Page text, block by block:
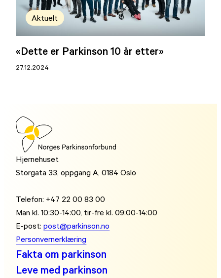
Aktuelt
«Dette er Parkinson 10 år etter»
27.12.2024
Hjernehuset
Storgata 33, oppgang A, 0184 Oslo
Telefon: +47 22 00 83 00
Man kl. 10:30-14:00, tir-fre kl. 09:00-14:00
E-post:post@parkinson.no
Personvernerklæring
Fakta om parkinson
Leve med parkinson